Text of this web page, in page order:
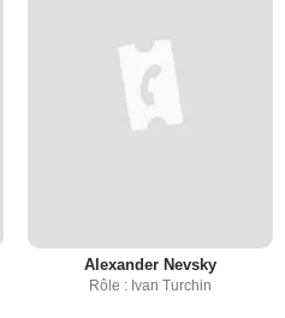
Alexander Nevsky
Rôle : Ivan Turchin